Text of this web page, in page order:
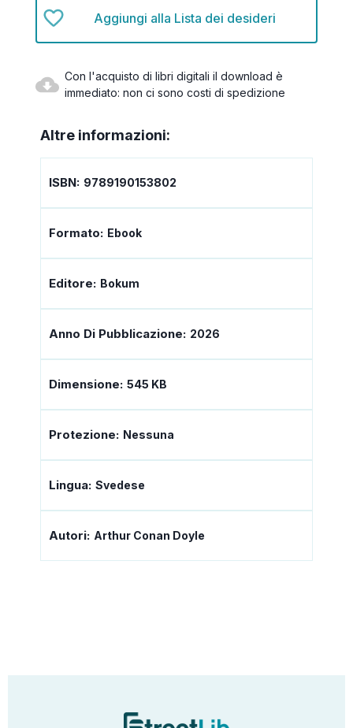
Aggiungi alla Lista dei desideri
Con l'acquisto di libri digitali il download è
immediato: non ci sono costi di spedizione
Altre informazioni:
ISBN: 9789190153802
Formato: Ebook
Editore: Bokum
Anno Di Pubblicazione: 2026
Dimensione: 545 KB
Protezione: Nessuna
Lingua: Svedese
Autori: Arthur Conan Doyle